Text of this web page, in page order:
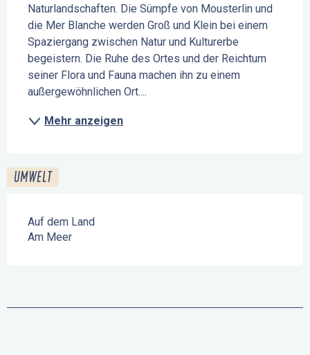
Naturlandschaften. Die Sümpfe von Mousterlin und
die Mer Blanche werden Groß und Klein bei einem
Spaziergang zwischen Natur und Kulturerbe
begeistern. Die Ruhe des Ortes und der Reichtum
seiner Flora und Fauna machen ihn zu einem
außergewöhnlichen Ort....
Mehr anzeigen
UMWELT
Auf dem Land
Am Meer